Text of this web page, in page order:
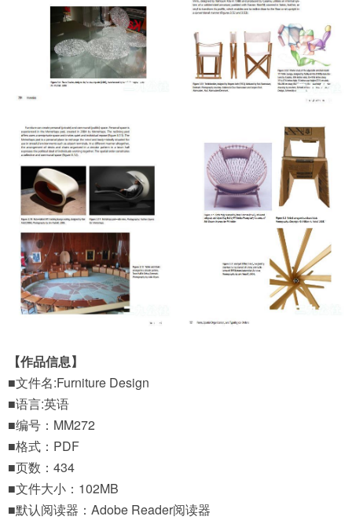
【作品信息】
■文件名:Furniture Design
■语言:英语
■编号：MM272
■格式：PDF
■页数：434
■文件大小：102MB
■默认阅读器：Adobe Reader阅读器